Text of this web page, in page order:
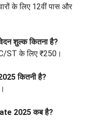
के लिए 12वीं पास और
शुल्क कितना है?
ST के लिए ₹250।
कितनी है?
2025 कब है?